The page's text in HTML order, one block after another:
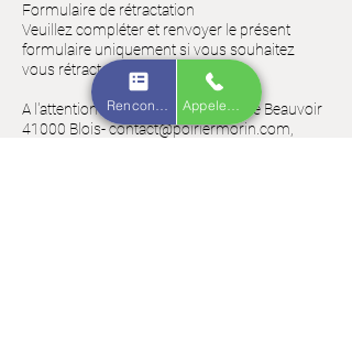
Formulaire de rétractation
Veuillez compléter et renvoyer le présent
formulaire uniquement si vous souhaitez
vous rétracter du contrat.
A l'attention de Poirier Morin - 48 rue Beauvoir
41000 Blois-contact@poiriermorin.com